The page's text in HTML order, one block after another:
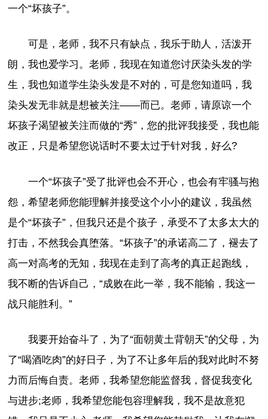
一个“坏孩子”。
可是，老师，我不只有缺点，我乐于助人，活泼开
朗，我也爱学习。老师，我现在知道您讨厌染头发的学
生，我也知道学生染头发是不对的，可是您知道吗，我
染头发无非就是想被关注——而已。老师，请原谅一个
坏孩子渴望被关注而做的“秀”，您的批评我接受，我也能
改正，只是希望您说话时不要太过于针对我，好么?
一个“坏孩子”受了批评也会不开心，也会有牢骚与抱
怨，希望老师您能理解并接受这个小小的建议，我虽然
是个“坏孩子”，但我只还是个孩子，承受不了太多太大的
打击，不然我会真堕落。“坏孩子”的承诺高二了，褪去了
高一对高考的无知，我现在走到了高考的真正起跑线，
我不断的告诉自己，“成败在此一举，我不能输，我这一
战只能胜利。”
我要开始奋斗了，为了“面朝黄土背朝天”的父母，为
了“喝酒吃肉”的好日子，为了不让多年后的我对此时不努
力而后悔自责。老师，我希望您能监督我，督促我变化
与进步;老师，我希望您能包容理解我，我不是故意犯